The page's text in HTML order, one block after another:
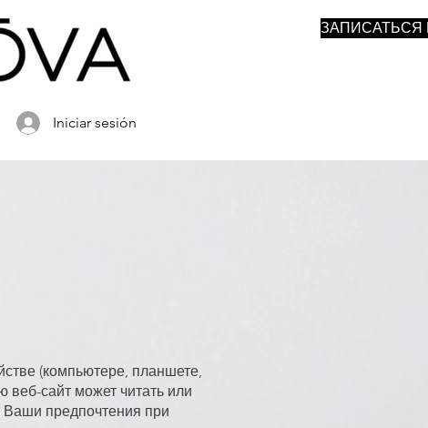
ЗАПИСАТЬСЯ
Iniciar sesión
(компьютере, планшете,
сайт может читать или
Ваши предпочтения при